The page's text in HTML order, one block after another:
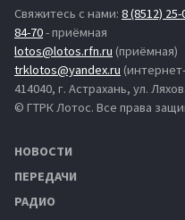
Свяжитесь с нами: 8 (8512) 25-
84-70- приёмная
lotos@lotos.rfn.ru (приёмная)
trklotos@yandex.ru
414040, г. Астрахань, ул.
© ГТРК Лотос. Все права
НОВОСТИ
ПЕРЕДАЧИ
РАДИО